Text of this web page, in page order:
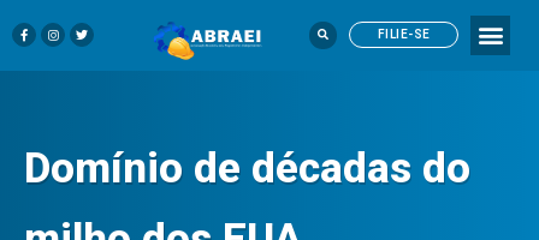
FILIE-SE
Domínio de décadas do